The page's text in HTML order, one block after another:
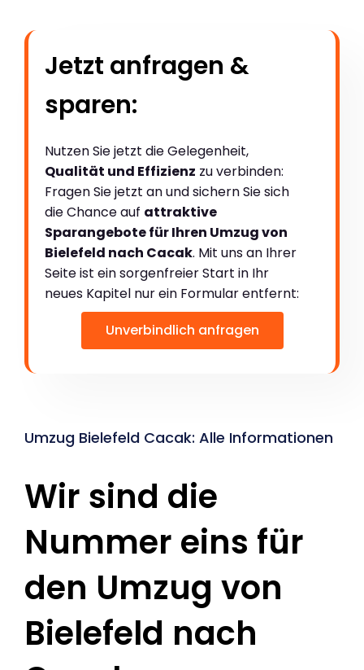
Jetzt anfragen &
sparen:
Nutzen Sie jetzt die Gelegenheit,
Qualität und Effizienz zu verbinden:
Fragen Sie jetzt an und sichern Sie sich
die Chance auf attraktive
Sparangebote für Ihren Umzug von
Bielefeld nach Cacak. Mit uns an Ihrer
Seite ist ein sorgenfreier Start in Ihr
neues Kapitel nur ein Formular entfernt:
Unverbindlich anfragen
Umzug Bielefeld Cacak: Alle Informationen
Wir sind die
Nummer eins für
den Umzug von
Bielefeld nach